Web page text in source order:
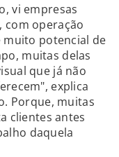
vi empresas
com operação
muito potencial de
muitas delas
que já não
explica
Porque, muitas
clientes antes
daquela